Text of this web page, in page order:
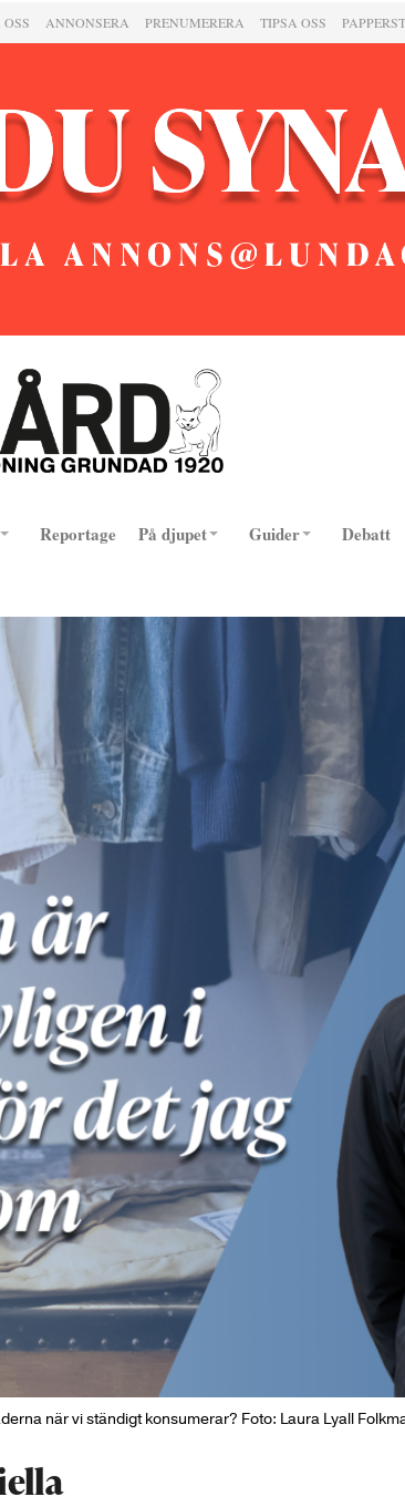
ANNONSERA PRENUMERERA TIPSA OSS
Reportage På djupet Guider Debatt
när vi ständigt konsumerar? Foto: Laura Lyall